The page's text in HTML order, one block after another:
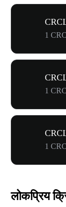
1
1
लोकप्रिय